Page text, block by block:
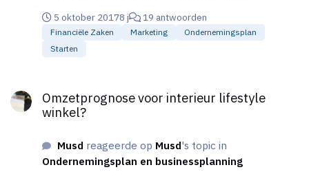
stores. Uitstraling, klanten en assortiment. Maar ik
denk niet dat ik antwoord krijg als ik naar de omzet
vraag. Er wordt ook eigen geld in gestoken. (Ca
moeten opstarten van een relatie met de
leveranciers. Ook is in het plan meegenomen, dat er
omzetsnelheid en winstmarges betreft. Hierdoor zal
het assortiment ook steeds wijzigen, ook door in te
5 oktober 20178 j 19 antwoorden
Financiële Zaken Marketing
Ondernemingsplan
Starten
Omzetprognose voor interieur lifestyle
winkel?
Musd reageerde op Musd's topic in
Ondernemingsplan en businessplanning